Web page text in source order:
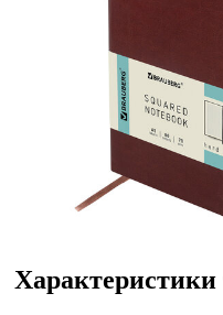
Характеристики